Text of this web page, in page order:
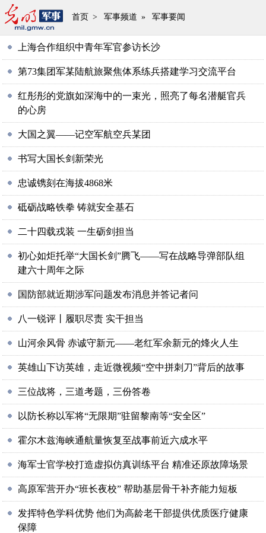
首页 > 军事频道 » 军事要闻
上海合作组织中青年军官参访长沙
第73集团军某陆航旅聚焦体系练兵搭建学习交流平台
红彤彤的党旗如深海中的一束光，照亮了每名潜艇官兵
的心房
大国之翼——记空军航空兵某团
书写大国长剑新荣光
忠诚镌刻在海拔4868米
砥砺战略铁拳 铸就安全基石
二十四载戎装 一生砺剑担当
初心如炬托举“大国长剑”腾飞——写在战略导弹部队组
建六十周年之际
国防部就近期涉军问题发布消息并答记者问
八一锐评丨履职尽责 实干担当
山河余风骨 赤诚守新元——老红军余新元的烽火人生
英雄山下访英雄，走近微视频“空中拼刺刀”背后的故事
三位战将，三道考题，三份答卷
以防长称以军将“无限期”驻留黎南等“安全区”
霍尔木兹海峡通航量恢复至战事前近六成水平
海军士官学校打造虚拟仿真训练平台 精准还原故障场景
高原军营开办“班长夜校” 帮助基层骨干补齐能力短板
发挥特色学科优势 他们为高龄老干部提供优质医疗健康
保障